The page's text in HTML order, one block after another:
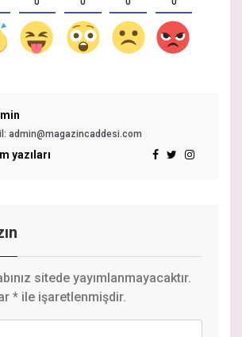
admin@magazincaddesi.com
yazıları
sitede yayımlanmayacaktır.
* ile işaretlenmişdir.